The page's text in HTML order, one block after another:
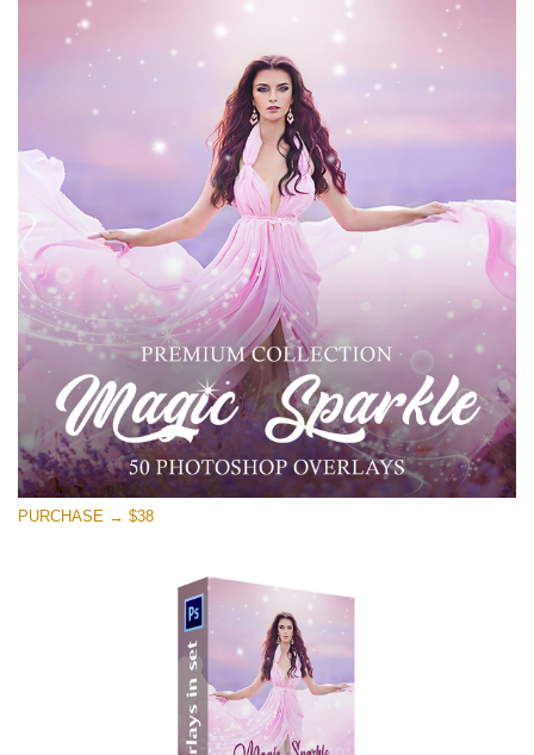
Fairy Tale (344 Overlays)
Large 6000*4000px
Entire Collection
(1783 Overlays)
Large 6000*4000px
無料ダウンロード
PURCHASE → $38